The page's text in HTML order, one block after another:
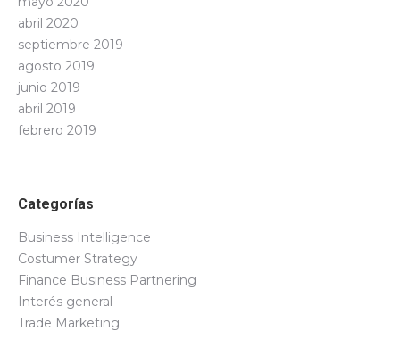
abril 2020
septiembre 2019
agosto 2019
junio 2019
abril 2019
febrero 2019
Categorías
Business Intelligence
Costumer Strategy
Finance Business Partnering
Interés general
Trade Marketing